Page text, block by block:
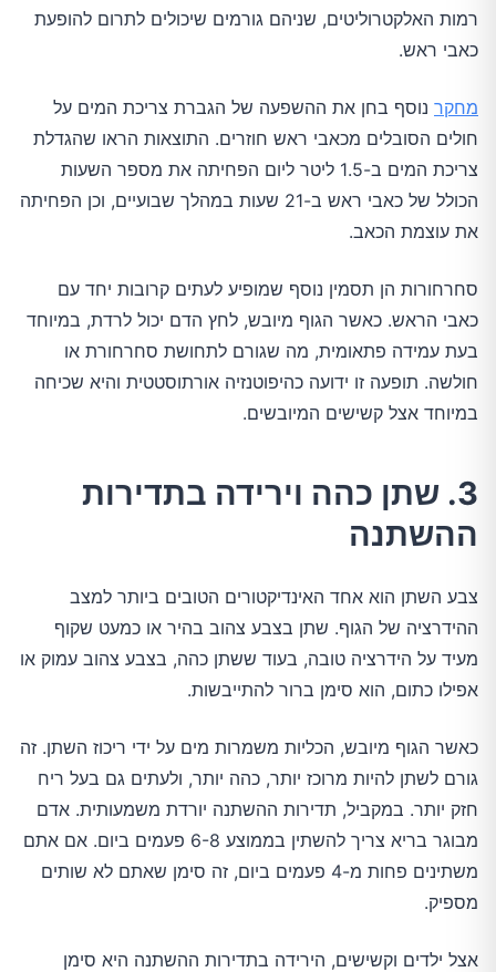
רמות האלקטרוליטים, שניהם גורמים שיכולים לתרום להופעת
כאבי ראש.
מחקר נוסף בחן את ההשפעה של הגברת צריכת המים על
חולים הסובלים מכאבי ראש חוזרים. התוצאות הראו שהגדלת
צריכת המים ב-1.5 ליטר ליום הפחיתה את מספר השעות
הכולל של כאבי ראש ב-21 שעות במהלך שבועיים, וכן הפחיתה
את עוצמת הכאב.
סחרחורות הן תסמין נוסף שמופיע לעתים קרובות יחד עם
כאבי הראש. כאשר הגוף מיובש, לחץ הדם יכול לרדת, במיוחד
בעת עמידה פתאומית, מה שגורם לתחושת סחרחורת או
חולשה. תופעה זו ידועה כהיפוטנזיה אורתוסטטית והיא שכיחה
במיוחד אצל קשישים המיובשים.
3. שתן כהה וירידה בתדירות
ההשתנה
צבע השתן הוא אחד האינדיקטורים הטובים ביותר למצב
ההידרציה של הגוף. שתן בצבע צהוב בהיר או כמעט שקוף
מעיד על הידרציה טובה, בעוד ששתן כהה, בצבע צהוב עמוק או
אפילו כתום, הוא סימן ברור להתייבשות.
כאשר הגוף מיובש, הכליות משמרות מים על ידי ריכוז השתן. זה
גורם לשתן להיות מרוכז יותר, כהה יותר, ולעתים גם בעל ריח
חזק יותר. במקביל, תדירות ההשתנה יורדת משמעותית. אדם
מבוגר בריא צריך להשתין בממוצע 6-8 פעמים ביום. אם אתם
משתינים פחות מ-4 פעמים ביום, זה סימן שאתם לא שותים
מספיק.
אצל ילדים וקשישים, הירידה בתדירות ההשתנה היא סימן